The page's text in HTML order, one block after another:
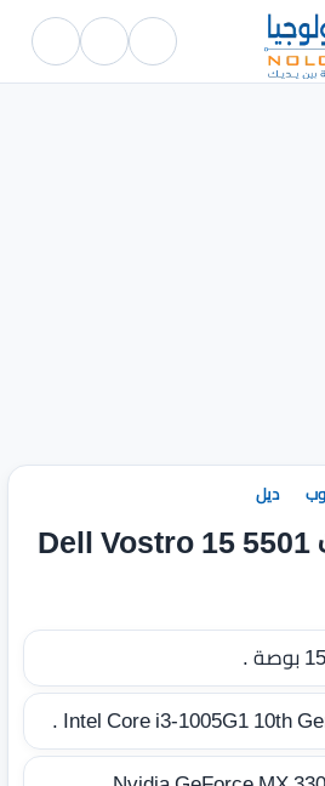
ديل
سعر ومواصفات Dell Vostro 15 5501
.
Intel Core i3-1005G1 10th